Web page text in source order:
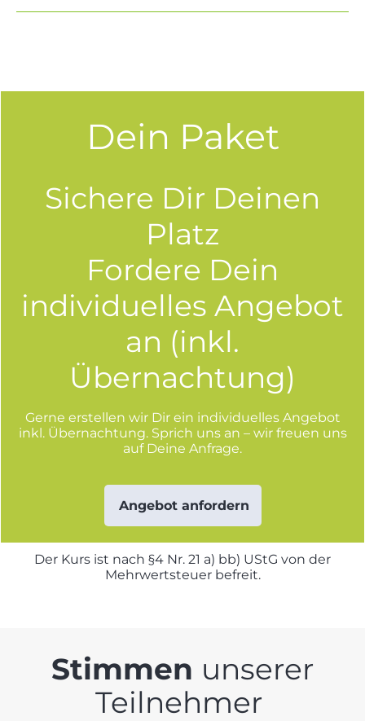
Dein Paket
Sichere Dir Deinen
Platz
Fordere Dein
individuelles Angebot
an (inkl.
Übernachtung)
Gerne erstellen wir Dir ein individuelles Angebot
inkl. Übernachtung. Sprich uns an – wir freuen uns
auf Deine Anfrage.
Angebot anfordern
Der Kurs ist nach §4 Nr. 21 a) bb) UStG von der
Mehrwertsteuer befreit.
Stimmen unserer
Teilnehmer